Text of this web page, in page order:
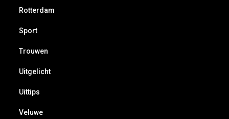
Rotterdam
Sport
Trouwen
Uitgelicht
Uittips
Veluwe